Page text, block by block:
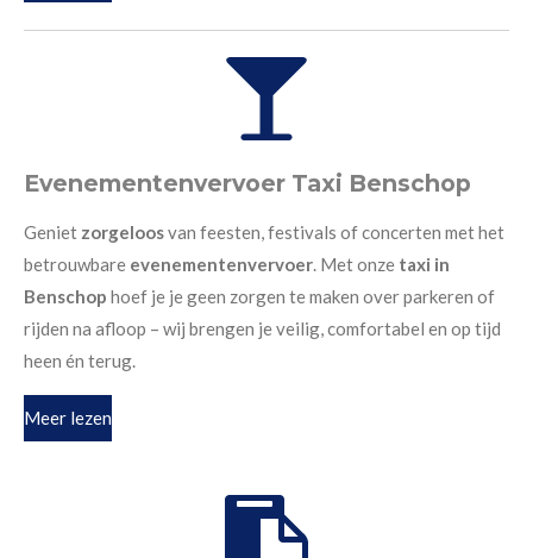
Evenementenvervoer Taxi Benschop
Geniet zorgeloosvan feesten, festivals of concerten met het
betrouwbare evenementenvervoer. Met onze taxi in
Benschop hoef je je geen zorgen te maken over parkeren of
rijden na afloop – wij brengen je veilig, comfortabel en op tijd
heen én terug.
Meer lezen